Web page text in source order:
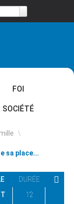
FOI
SOCIÉTÉ
\
sa place...
DURÉE
12